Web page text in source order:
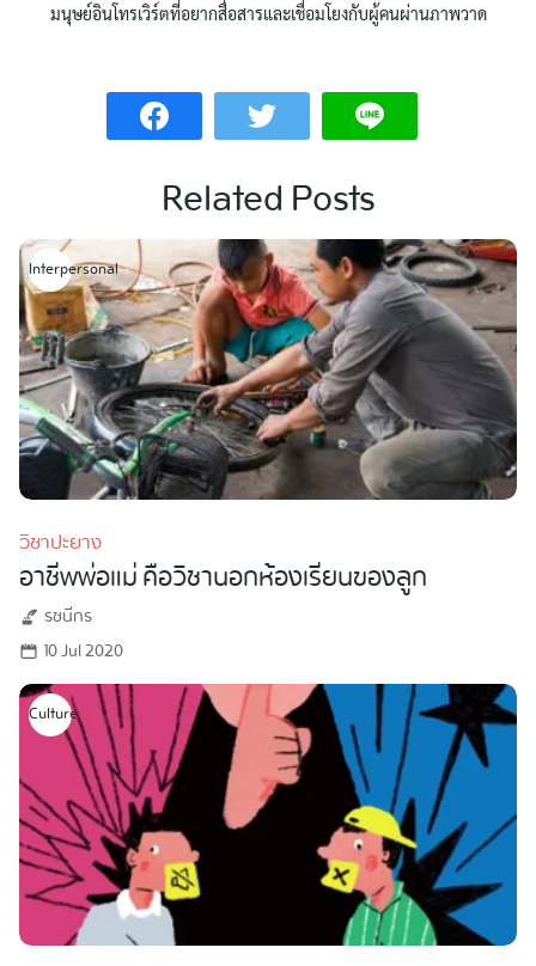
มนุษย์อินโทรเวิร์ตที่อยากสื่อสารและเชื่อมโยงกับผู้คนผ่านภาพวาด
Related Posts
Interpersonal
วิชาปะยาง
อาชีพพ่อแม่ คือวิชานอกห้องเรียนของลูก
รชนีกร
10 Jul 2020
Culture